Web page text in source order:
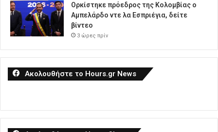
Ορκίστηκε πρόεδρος της Κολομβίας ο
Αμπελάρδο ντε λα Εσπριέγια, δείτε
βίντεο
3 ώρες πρίν
Ακολουθήστε το Hours.gr News